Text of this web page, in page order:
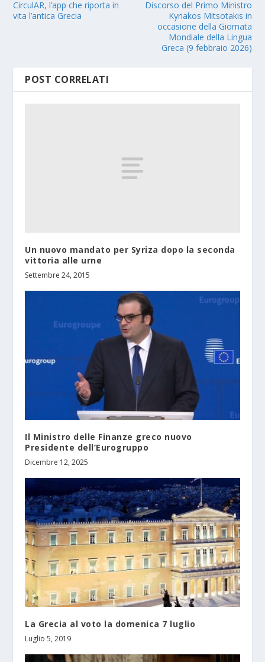
CirculAR, l’app che riporta in
vita l’antica Grecia
Discorso del Primo Ministro
Kyriakos Mitsotakis in
occasione della Giornata
Mondiale della Lingua
Greca (9 febbraio 2026)
POST CORRELATI
Un nuovo mandato per Syriza dopo la seconda
vittoria alle urne
Settembre 24, 2015
Il Ministro delle Finanze greco nuovo
Presidente dell’Eurogruppo
Dicembre 12, 2025
La Grecia al voto la domenica 7 luglio
Luglio 5, 2019